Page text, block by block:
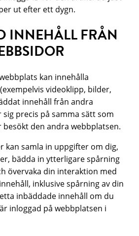
ut efter ett dygn.
INNEHÅLL FRÅN
kan innehålla
videoklipp, bilder,
innehåll från andra
precis på samma sätt som
besökt den andra webbplatsen.
kan samla in uppgifter om dig,
bädda in ytterligare spårning
övervaka din interaktion med
inklusive spårning av din
inbäddade innehåll om du
inloggad på webbplatsen i